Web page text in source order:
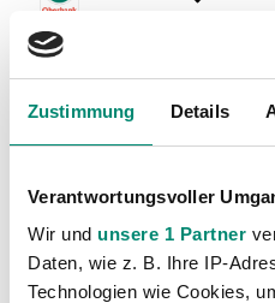
Zustimmung Details
Verantwortungsvoller
Wir und unsere 1 Partner
Daten, wie z. B. Ihre IP-
Technologien wie Cookies,
RZ Pellets WAC - SV
1:2 (0:2)
Runde 12- 15.10.2022 17:00 Uhr-
1:0 (0:0)